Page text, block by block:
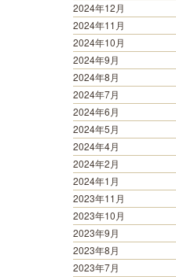
2024年12月
2024年11月
2024年10月
2024年9月
2024年8月
2024年7月
2024年6月
2024年5月
2024年4月
2024年2月
2024年1月
2023年11月
2023年10月
2023年9月
2023年8月
2023年7月